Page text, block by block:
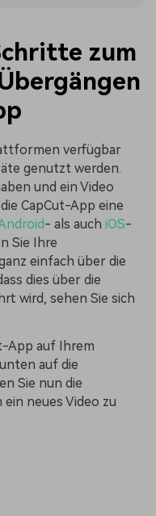
zum
verfügbar
genutzt werden.
und ein Video
CapCut-App eine
- als auch iOS-
Sie Ihre
einfach über die
dies über die
wird, sehen Sie sich
App auf Ihrem
auf die
Sie nun die
neues Video zu